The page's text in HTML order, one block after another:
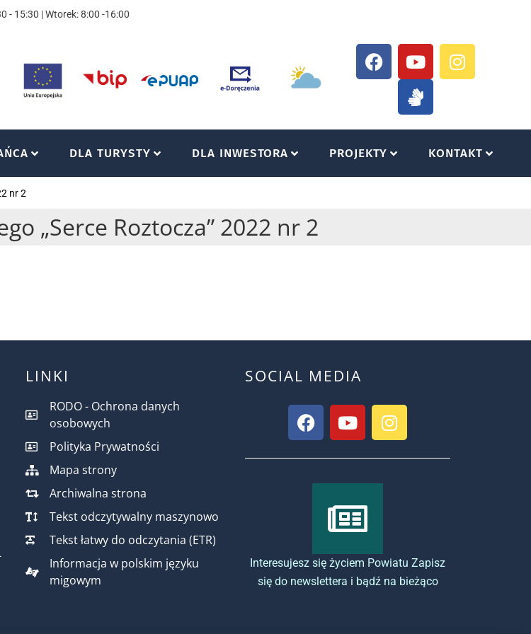
- 15:30 | Wtorek: 8:00 -16:00
DLA TURYSTY DLA INWESTORA PROJEKTY KONTAKT
nr 2
„Serce Roztocza” 2022 nr 2
LINKI
RODO - Ochrona danych
osobowych
Polityka Prywatności
Mapa strony
Archiwalna strona
Tekst odczytywalny maszynowo
Tekst łatwy do odczytania (ETR)
Informacja w polskim języku
migowym
SOCIAL MEDIA
Interesujesz się życiem Powiatu Zapisz
się do newslettera i bądź na bieżąco